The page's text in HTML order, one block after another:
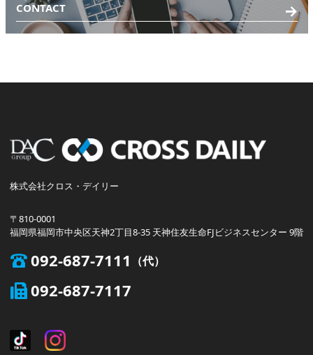
CONTACT
株式会社クロス・デイリー
〒810-0001
福岡県福岡市中央区天神2丁目8-35 天神住友生命FJビジネスセンター 9階
092-687-7111
092-687-7117